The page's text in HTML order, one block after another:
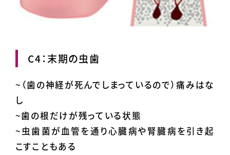
C4：末期の虫歯
~（歯の神経が死んでしまっているので）痛みはな
し
~歯の根だけが残っている状態
~虫歯菌が血管を通り心臓病や腎臓病を引き起
こすこともある